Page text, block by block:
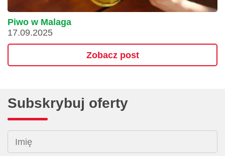
Piwo w Malaga
17.09.2025
Zobacz post
Subskrybuj oferty
Imię